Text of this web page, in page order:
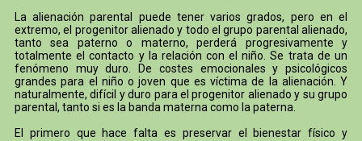
La alienación parental puede tener varios grados, pero en el
extremo, el progenitor alienado y todo el grupo parental alienado,
tanto sea paterno o materno, perderá progresivamente y
totalmente el contacto y la relación con el niño. Se trata de un
fenómeno muy duro. De costes emocionales y psicológicos
grandes para el niño o joven que es víctima de la alienación. Y
naturalmente, difícil y duro para el progenitor alienado y su grupo
parental, tanto si es la banda materna como la paterna.
El primero que hace falta es preservar el bienestar físico y